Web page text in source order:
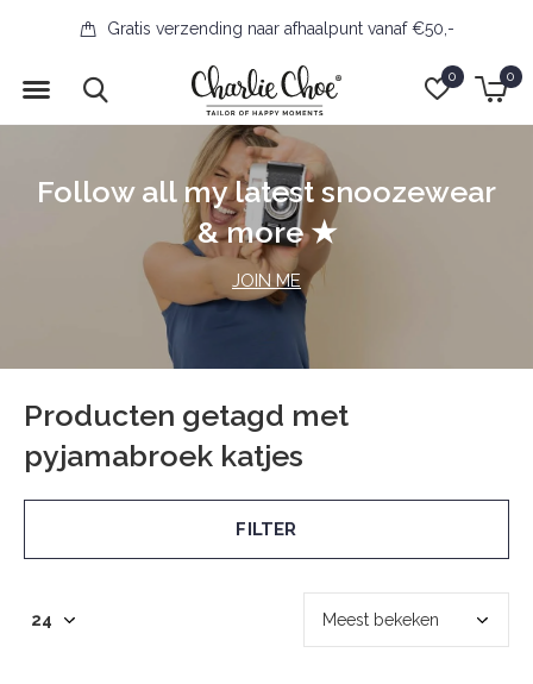
0 0
Gratis verzending naar afhaalpunt vanaf €50,-
Follow all my latest snoozewear
& more ★
JOIN ME
Producten getagd met
pyjamabroek katjes
FILTER